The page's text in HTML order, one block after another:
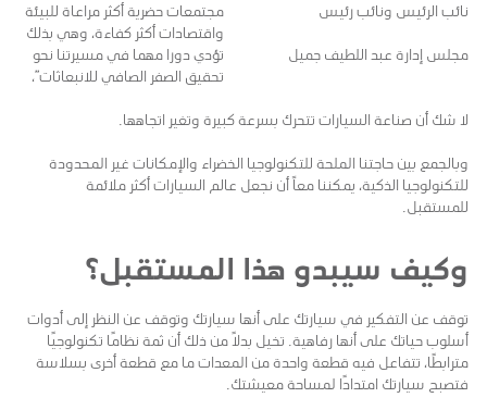
نائب الرئيس ونائب رئيس
مجلس إدارة عبد اللطيف جميل
مجتمعات حضرية أكثر مراعاة للبيئة
واقتصادات أكثر كفاءة، وهي بذلك
تؤدي دورا مهما في مسيرتنا نحو
تحقيق الصفر الصافي للانبعاثات”،
لا شك أن صناعة السيارات تتحرك بسرعة كبيرة وتغير اتجاهها.
وبالجمع بين حاجتنا الملحة للتكنولوجيا الخضراء والإمكانات غير المحدودة
للتكنولوجيا الذكية، يمكننا معاً أن نجعل عالم السيارات أكثر ملائمة
للمستقبل.
وكيف سيبدو هذا المستقبل؟
توقف عن التفكير في سيارتك على أنها سيارتك وتوقف عن النظر إلى أدوات
أسلوب حياتك على أنها رفاهية. تخيل بدلاً من ذلك أن ثمة نظامًا تكنولوجيًا
مترابطًا، تتفاعل فيه قطعة واحدة من المعدات ما مع قطعة أخرى بسلاسة
فتصبح سيارتك امتدادًا لمساحة معيشتك.